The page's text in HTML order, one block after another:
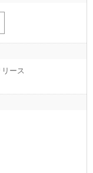
ース